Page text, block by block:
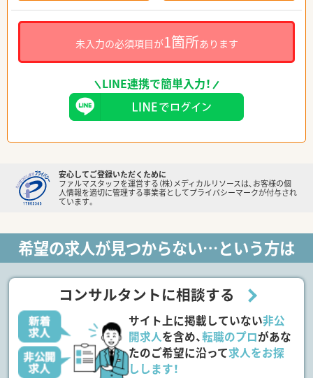
未入力の必須項目が1箇所あります
LINE連携で簡単入力！
安心してご登録いただくために
ファルマスタッフを運営する（株）メディカルリソースは、お客様の個
人情報を適切に管理する事業者としてプライバシーマークが付与され
ています。
希望の求人が見つからない…という方は
コンサルタントに相談する
サイト上に掲載していない非公
開求人を含め、転職のプロがあな
たのご希望に沿って求人をお探
しします！